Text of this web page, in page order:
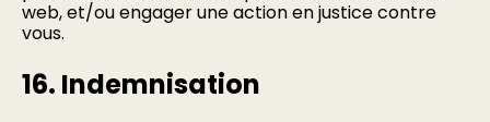
web, et/ou engager une action en justice contre
vous.
16. Indemnisation